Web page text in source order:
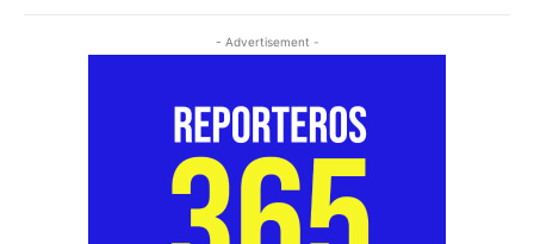
- Advertisement -